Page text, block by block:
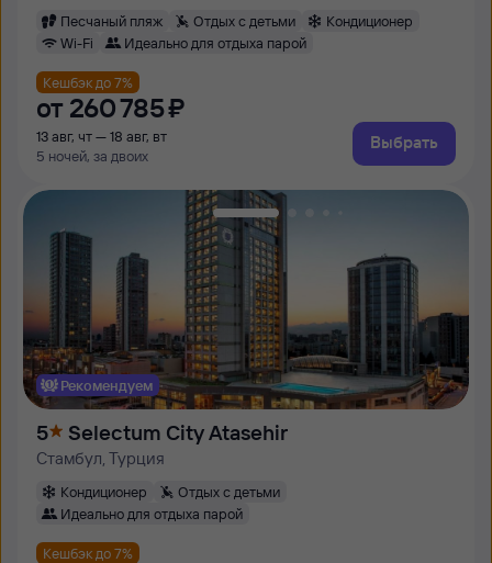
Песчаный пляж Отдых с детьми
Кондиционер
Wi-Fi
Идеально для отдыха парой
Кешбэк до 7%
от 260 ⁠785 ⁠₽
13 авг, чт — 18 авг, вт
5 ночей, за двоих
Выбрать
Рекомендуем
5 Selectum City Atasehir
Стамбул, Турция
Кондиционер
Отдых с детьми
Идеально для отдыха парой
Кешбэк до 7%